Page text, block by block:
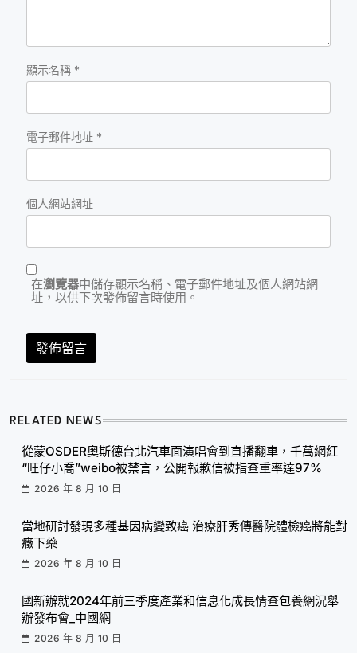
顯示名稱 *
電子郵件地址 *
個人網站網址
在瀏覽器中儲存顯示名稱、電子郵件地址及個人網站網
址，以供下次發佈留言時使用。
RELATED NEWS
從蒙OSDER奧斯德台北汽車面演唱會到直播翻車，千萬網紅
“旺仔小喬”weibo被禁言，公開報歉信被指查重率達97%
2026 年 8 月 10 日
當地研討發現多種基因病變致癌 治療肝秀傳醫院體檢癌將能對
癥下藥
2026 年 8 月 10 日
國新辦就2024年前三季度產業和信息化成長情查包養網況舉
辦發布會_中國網
2026 年 8 月 10 日